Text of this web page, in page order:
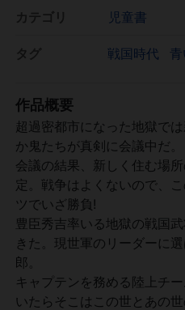
児童書
戦国時代
作品概要
超過密都市になった地獄で
か鬼たちが真剣に会議中だ。
会議の結果、新しく住む場
定。戦争はよくないので、
ツでいざ勝負!
豊臣秀吉率いる地獄の戦国
きた。現世軍のリーダーに
郎。
キャプテンを務める陸上チ
いたらそこはこの世とあの